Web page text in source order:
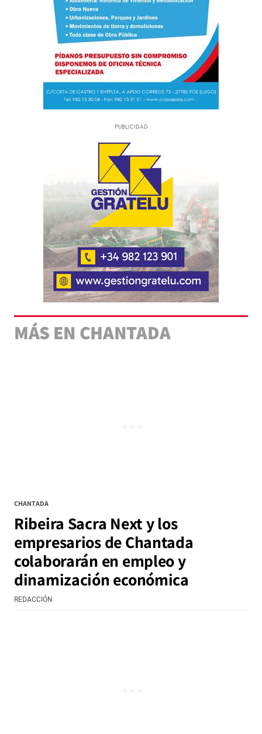
MÁS EN CHANTADA
CHANTADA
Ribeira Sacra Next y los
empresarios de Chantada
colaborarán en empleo y
dinamización económica
REDACCIÓN